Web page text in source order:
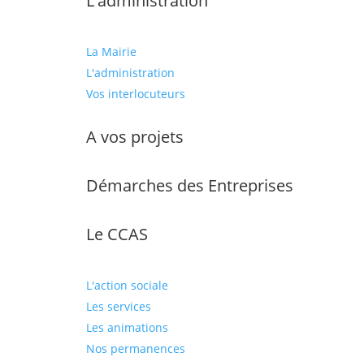
La Mairie
L'administration
Vos interlocuteurs
A vos projets
Démarches des Entreprises
Le CCAS
L'action sociale
Les services
Les animations
Nos permanences